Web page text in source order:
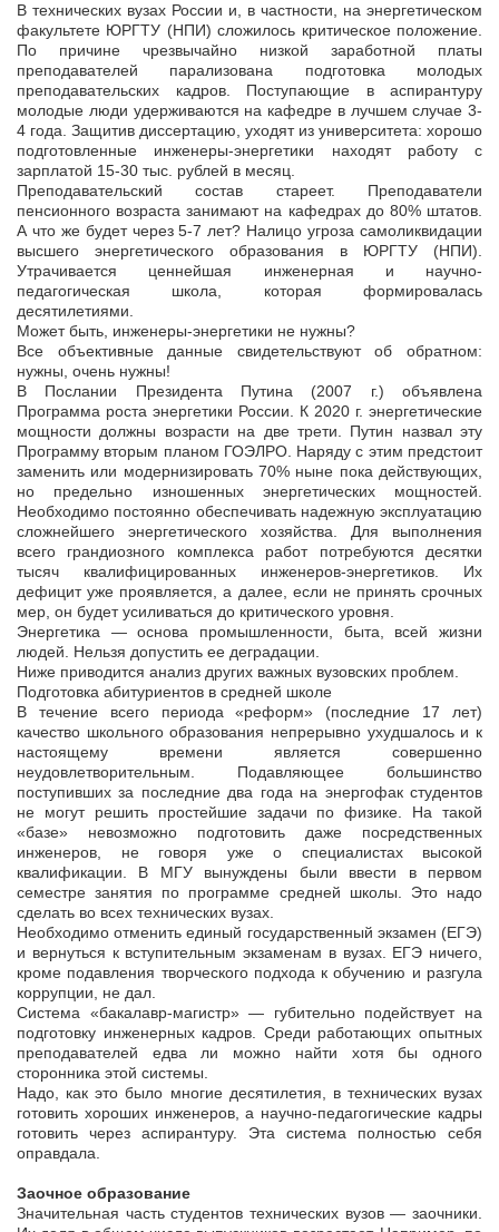
В технических вузах России и, в частности, на энергетическом
факультете ЮРГТУ (НПИ) сложилось критическое положение.
По причине чрезвычайно низкой заработной платы
преподавателей парализована подготовка молодых
преподавательских кадров. Поступающие в аспирантуру
молодые люди удерживаются на кафедре в лучшем случае 3-
4 года. Защитив диссертацию, уходят из университета: хорошо
подготовленные инженеры-энергетики находят работу с
зарплатой 15-30 тыс. рублей в месяц.
Преподавательский состав стареет. Преподаватели
пенсионного возраста занимают на кафедрах до 80% штатов.
А что же будет через 5-7 лет? Налицо угроза самоликвидации
высшего энергетического образования в ЮРГТУ (НПИ).
Утрачивается ценнейшая инженерная и научно-
педагогическая школа, которая формировалась
десятилетиями.
Может быть, инженеры-энергетики не нужны?
Все объективные данные свидетельствуют об обратном:
нужны, очень нужны!
В Послании Президента Путина (2007 г.) объявлена
Программа роста энергетики России. К 2020 г. энергетические
мощности должны возрасти на две трети. Путин назвал эту
Программу вторым планом ГОЭЛРО. Наряду с этим предстоит
заменить или модернизировать 70% ныне пока действующих,
но предельно изношенных энергетических мощностей.
Необходимо постоянно обеспечивать надежную эксплуатацию
сложнейшего энергетического хозяйства. Для выполнения
всего грандиозного комплекса работ потребуются десятки
тысяч квалифицированных инженеров-энергетиков. Их
дефицит уже проявляется, а далее, если не принять срочных
мер, он будет усиливаться до критического уровня.
Энергетика — основа промышленности, быта, всей жизни
людей. Нельзя допустить ее деградации.
Ниже приводится анализ других важных вузовских проблем.
Подготовка абитуриентов в средней школе
В течение всего периода «реформ» (последние 17 лет)
качество школьного образования непрерывно ухудшалось и к
настоящему времени является совершенно
неудовлетворительным. Подавляющее большинство
поступивших за последние два года на энергофак студентов
не могут решить простейшие задачи по физике. На такой
«базе» невозможно подготовить даже посредственных
инженеров, не говоря уже о специалистах высокой
квалификации. В МГУ вынуждены были ввести в первом
семестре занятия по программе средней школы. Это надо
сделать во всех технических вузах.
Необходимо отменить единый государственный экзамен (ЕГЭ)
и вернуться к вступительным экзаменам в вузах. ЕГЭ ничего,
кроме подавления творческого подхода к обучению и разгула
коррупции, не дал.
Система «бакалавр-магистр» — губительно подействует на
подготовку инженерных кадров. Среди работающих опытных
преподавателей едва ли можно найти хотя бы одного
сторонника этой системы.
Надо, как это было многие десятилетия, в технических вузах
готовить хороших инженеров, а научно-педагогические кадры
готовить через аспирантуру. Эта система полностью себя
оправдала.
Заочное образование
Значительная часть студентов технических вузов — заочники.